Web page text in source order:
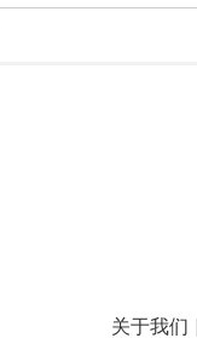
关于我们